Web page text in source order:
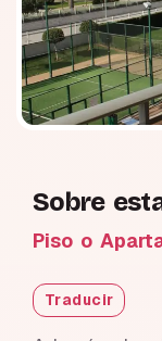
Sobre
Piso o
Traducir